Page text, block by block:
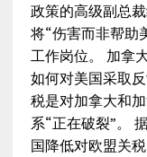
政策的高级副总
将“伤害而非帮助
工作岗位。 加拿
如何对美国采取
税是对加拿大和
系“正在破裂”。
国降低对欧盟关